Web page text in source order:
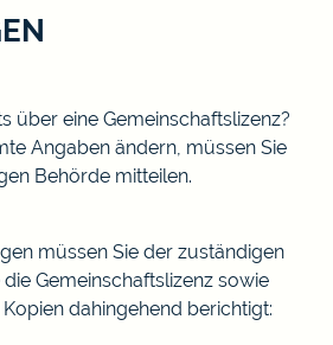
über eine Gemeinschaftslizenz?
Angaben ändern, müssen Sie
Behörde mitteilen.
müssen Sie der zuständigen
Gemeinschaftslizenz sowie
dahingehend berichtigt: